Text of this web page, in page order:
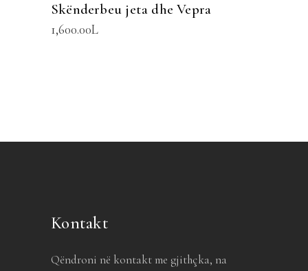
Skënderbeu jeta dhe Vepra
1,600.00L
Kontakt
Qëndroni në kontakt me gjithçka, na